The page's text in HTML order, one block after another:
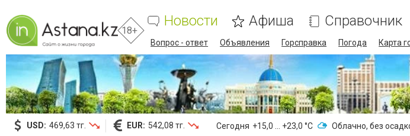
18+
Новости Афиша Справочник
Вопрос - ответ Объявления Горсправка Погода Карта
USD: 469,63 тг. EUR: 542,08 тг. Сегодня +15,0 ... +23,0 °С Облачно, без